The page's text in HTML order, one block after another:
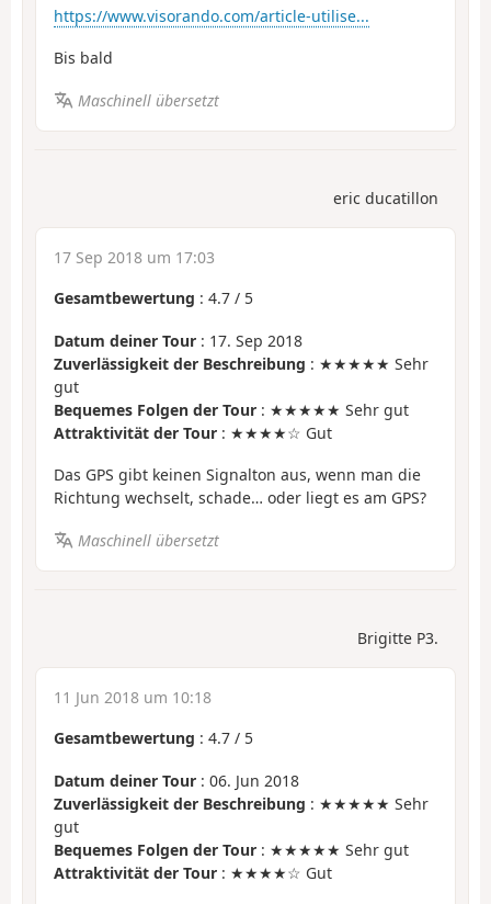
https://www.visorando.com/article-utilise...
Bis bald
Maschinell übersetzt
eric ducatillon
17 Sep 2018 um 17:03
Gesamtbewertung : 4.7 / 5
Datum deiner Tour : 17. Sep 2018
Zuverlässigkeit der Beschreibung : ★★★★★ Sehr
gut
Bequemes Folgen der Tour : ★★★★★ Sehr gut
Attraktivität der Tour : ★★★★☆ Gut
Das GPS gibt keinen Signalton aus, wenn man die
Richtung wechselt, schade… oder liegt es am GPS?
Maschinell übersetzt
Brigitte P3.
11 Jun 2018 um 10:18
Gesamtbewertung : 4.7 / 5
Datum deiner Tour : 06. Jun 2018
Zuverlässigkeit der Beschreibung : ★★★★★ Sehr
gut
Bequemes Folgen der Tour : ★★★★★ Sehr gut
Attraktivität der Tour : ★★★★☆ Gut